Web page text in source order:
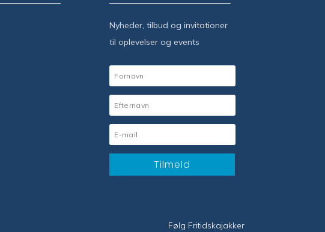
Nyheder, tilbud og invitationer
til oplevelser og events
Tilmeld
Følg Fritidskajakker